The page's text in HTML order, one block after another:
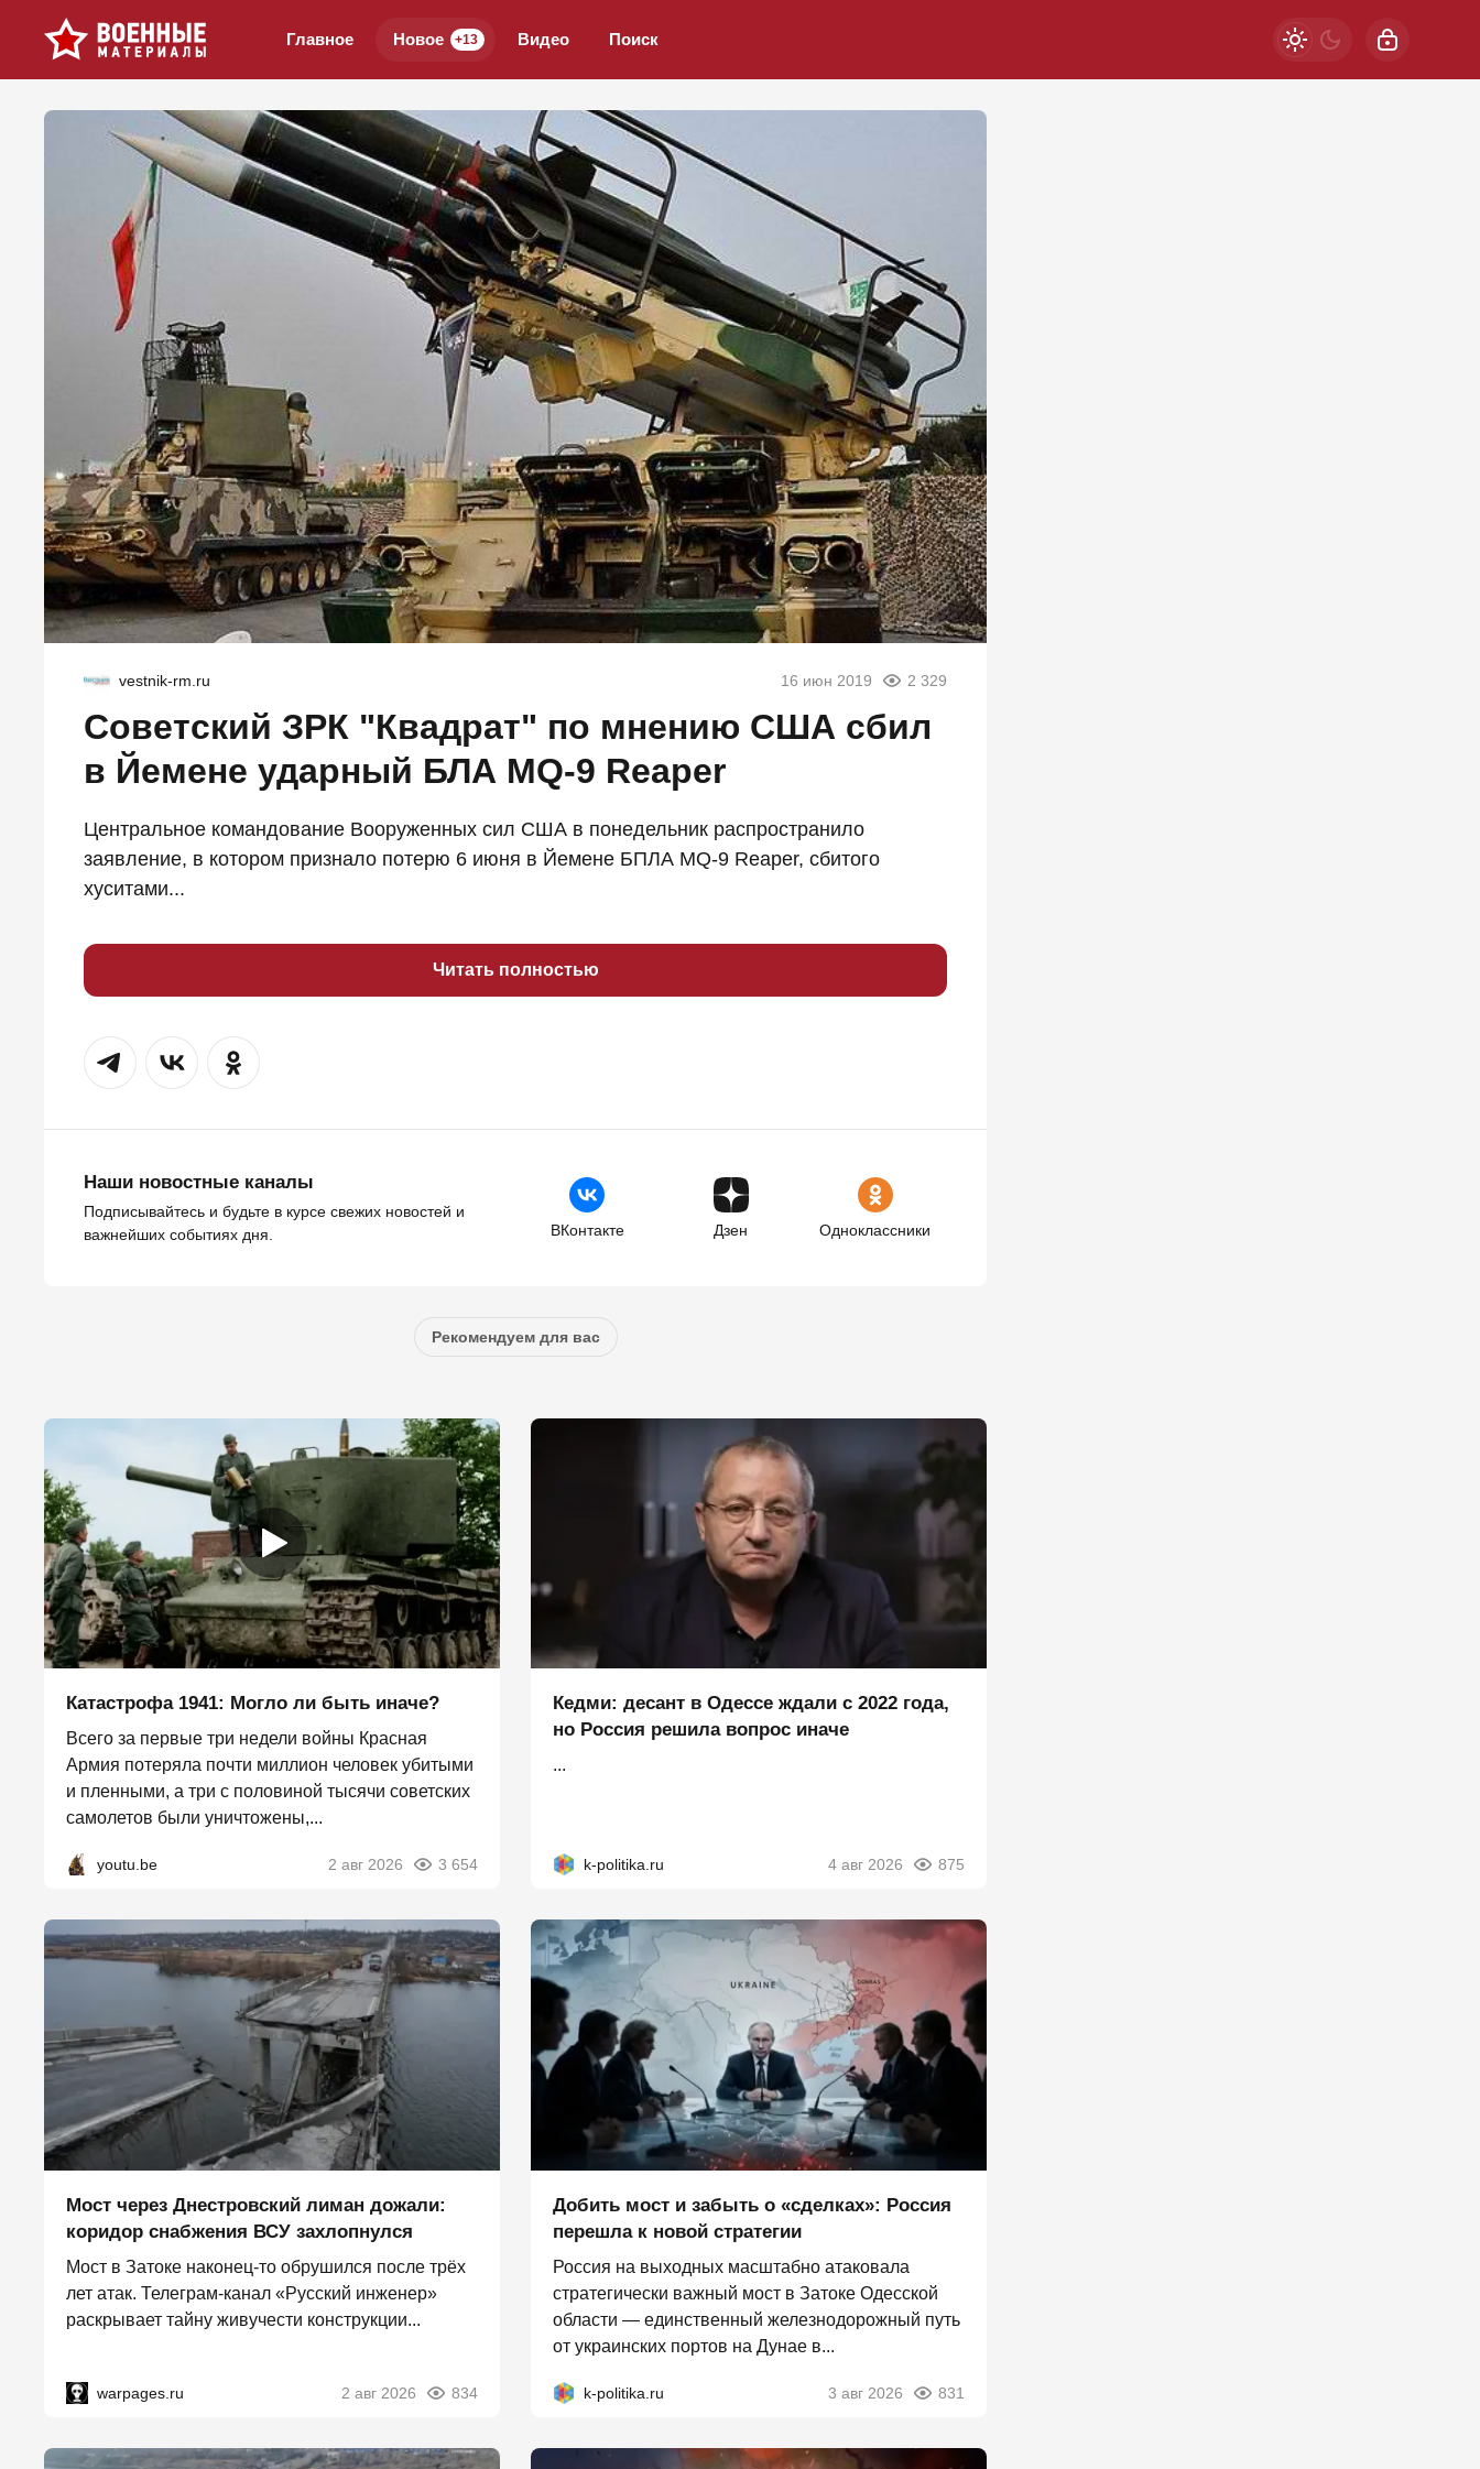
Главное Новое +13 Видео Поиск
vestnik-rm.ru 16 июн 2019 2 329
Советский ЗРК "Квадрат" по мнению США сбил
в Йемене ударный БЛА MQ-9 Reaper
Центральное командование Вооруженных сил США в понедельник распространило
заявление, в котором признало потерю 6 июня в Йемене БПЛА MQ-9 Reaper, сбитого
хуситами...
Читать полностью
Наши новостные каналы
Подписывайтесь и будьте в курсе свежих новостей и
важнейших событиях дня.
ВКонтакте Дзен Одноклассники
Рекомендуем для вас
Катастрофа 1941: Могло ли быть иначе?
Всего за первые три недели войны Красная
Армия потеряла почти миллион человек убитыми
и пленными, а три с половиной тысячи советских
самолетов были уничтожены,...
youtu.be 2 авг 2026 3 654
Кедми: десант в Одессе ждали с 2022 года,
но Россия решила вопрос иначе
...
k-politika.ru 4 авг 2026 875
Мост через Днестровский лиман дожали:
коридор снабжения ВСУ захлопнулся
Мост в Затоке наконец-то обрушился после трёх
лет атак. Телеграм-канал «Русский инженер»
раскрывает тайну живучести конструкции...
warpages.ru 2 авг 2026 834
Добить мост и забыть о «сделках»: Россия
перешла к новой стратегии
Россия на выходных масштабно атаковала
стратегически важный мост в Затоке Одесской
области — единственный железнодорожный путь
от украинских портов на Дунае в...
k-politika.ru 3 авг 2026 831